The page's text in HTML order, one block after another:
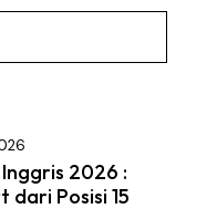
2026 :
dari Posisi 15